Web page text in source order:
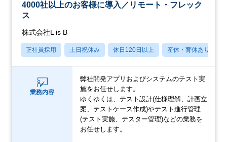
4000社以上のお客様に導入／リモート・フレック
ス
株式会社L is B
正社員採用 土日祝休み 休日120日以上 産休・育休あり
業務内容
弊社開発アプリおよびシステムのテスト実
施をお任せします。
ゆくゆくは、テスト設計(仕様理解、計画立
案、テストケース作成)やテスト進行管理
(テスト実施、テスター管理)などの業務を
お任せします。